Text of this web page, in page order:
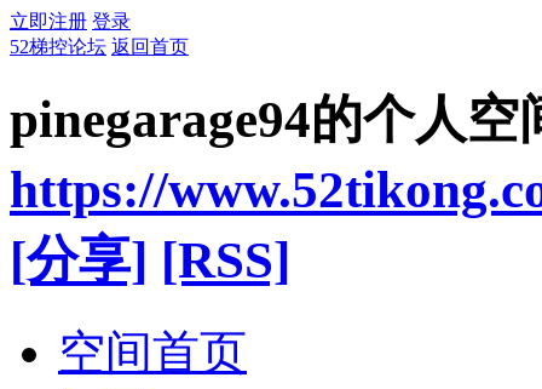
立即注册 登录
52梯控论坛 返回首页
pinegarage94的个人空
https://
[分享] [RSS]
空间首页